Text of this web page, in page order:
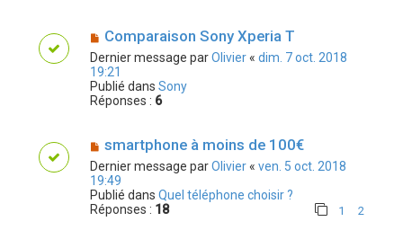
Comparaison Sony Xperia T
Dernier message parOlivier« dim. 7 oct. 2018
19:21
Publié dans Sony
Réponses : 6
smartphone à moins de 100€
Dernier message parOlivier« ven. 5 oct. 2018
19:49
Publié dans Quel téléphone choisir ?
Réponses : 18 1 2